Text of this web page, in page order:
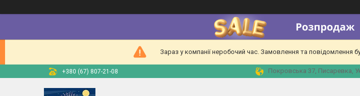
Зараз у компанії неробочий час. Замовлення та повідомлення
+380 (67) 807-21-08 Покровська 37, Писаревка,